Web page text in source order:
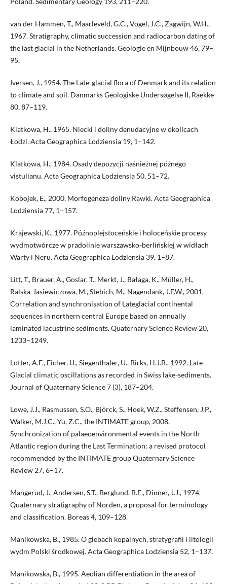
van der Hammen, T., Maarleveld, G.C., Vogel, J.C., Zagwijn, W.H.,
1967. Stra­tigraphy, climatic succession and radiocarbon dating of
the last glacial in the Netherlands. Geologie en Mijnbouw 46, 79–
95.
Iversen, J., 1954. The Late-glacial flora of Denmark and its relation
to climate and soil. Danmarks Geologiske Undersøgelse II, Raekke
80, 87–119.
Klatkowa, H., 1965. Niecki i doliny denudacyjne w okolicach
Łodzi. Acta Geo­graphica Lodziensia 19, 1–142.
Klatkowa, H., 1984. Osady depozycji naśnieżnej późnego
vistulianu. Acta Geographica Lodziensia 50, 51–72.
Kobojek, E., 2000. Morfogeneza doliny Rawki. Acta Geographica
Lodziensia 77, 1–157.
Krajewski, K., 1977. Późnoplejstoceńskie i holoceńskie procesy
wydmotwór­cze w pradolinie warszawsko-berlińskiej w widłach
Warty i Neru. Acta Geographica Lodziensia 39, 1–87.
Litt, T., Brauer, A., Goslar, T., Merkt, J., Bałaga, K., Müller, H.,
Ralska-Jasie­wiczowa, M., Stebich, M., Nagendank, J.F.W., 2001.
Correlation and syn­chronisation of Lateglacial continental
sequences in northern central Europe based on annually
laminated lacustrine sediments. Quaternary Science Review 20,
1233–1249.
Lotter, A.F., Eicher, U., Siegenthaler, U., Birks, H.J.B., 1992. Late-
Glacial cli­matic oscillations as recorded in Swiss lake-sediments.
Journal of Quater­nary Science 7 (3), 187–204.
Lowe, J.J., Rasmussen, S.O., Björck, S., Hoek, W.Z., Steffensen, J.P.,
Walker, M.J.C., Yu, Z.C., the INTIMATE group, 2008.
Synchronization of palaeoen­vironmental events in the North
Atlantic region during the Last Termina­tion: a revised protocol
recommended by the INTIMATE group Quaterna­ry Science
Review 27, 6–17.
Mangerud, J., Andersen, S.T., Berglund, B.E., Dinner, J.J., 1974.
Quaternary stratigraphy of Norden, a proposal for terminology
and classification. Bo­reas 4, 109–128.
Manikowska, B., 1985. O glebach kopalnych, stratygrafii i litologii
wydm Pol­ski środkowej. Acta Geographica Lodziensia 52, 1–137.
Manikowska, B., 1995. Aeolian differentiation in the area of